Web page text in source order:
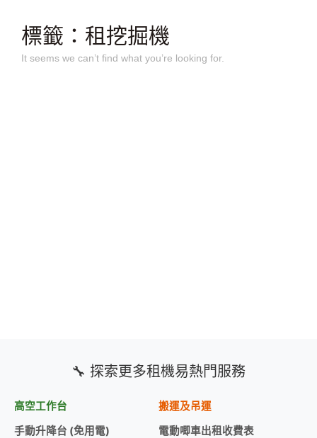
標籤：租挖掘機
It seems we can’t find what you’re looking for.
🔧 探索更多租機易熱門服務
高空工作台
手動升降台 (免用電)
搬運及吊運
電動唧車出租收費表